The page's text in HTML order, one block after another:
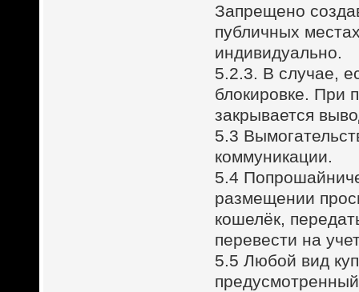
Запрещено
публичных
индивидуально.
5.2.3. В случае,
блокировке. При
закрывается
5.3
коммуникации.
5.4
размещении
кошелёк,
перевести на
5.5 Любой вид